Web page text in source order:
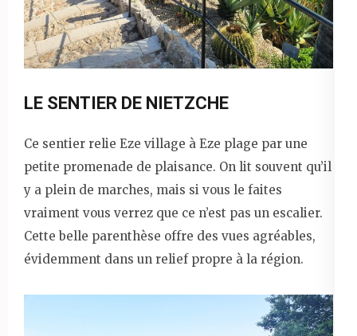
LE SENTIER DE NIETZCHE
Ce sentier relie Eze village à Eze plage par une
petite promenade de plaisance. On lit souvent qu’il
y a plein de marches, mais si vous le faites
vraiment vous verrez que ce n’est pas un escalier.
Cette belle parenthèse offre des vues agréables,
évidemment dans un relief propre à la région.